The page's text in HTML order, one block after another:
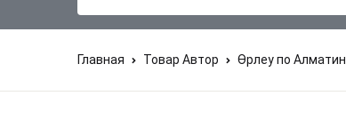
Главная Товар Автор Өрлеу по